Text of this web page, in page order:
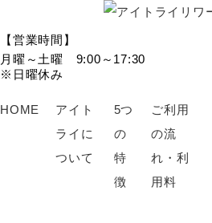
【営業時間】
月曜～土曜 9:00～17:30
※日曜休み
HOME
アイト
ライに
ついて
5つ
の
特
徴
ご利用
の流
れ・利
用料